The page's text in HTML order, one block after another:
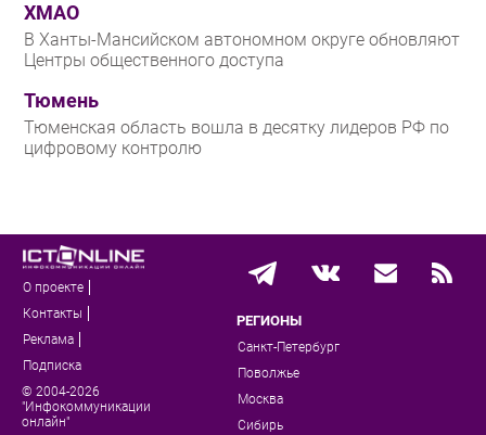
ХМАО
В Ханты-Мансийском автономном округе обновляют
Центры общественного доступа
Тюмень
Тюменская область вошла в десятку лидеров РФ по
цифровому контролю
О проекте
Контакты
Реклама
Подписка
© 2004-2026
"Инфокоммуникации
онлайн"
РЕГИОНЫ
Санкт-Петербург
Поволжье
Москва
Сибирь